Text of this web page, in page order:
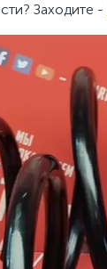
Заходите -